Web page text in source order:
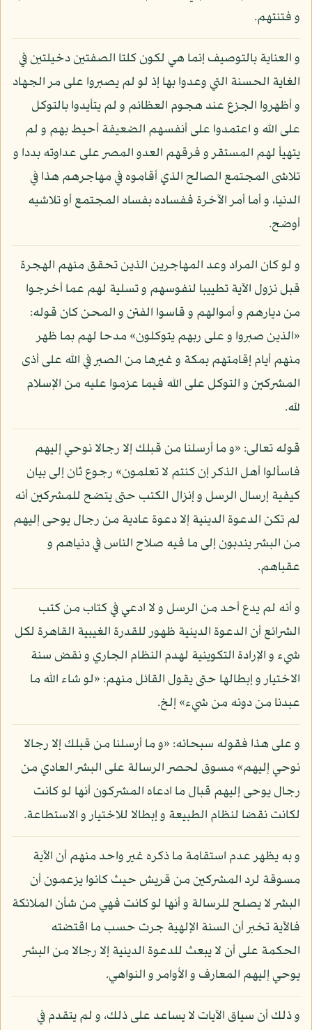
و فتنتهم.
و العناية بالتوصيف إنما هي لكون كلتا الصفتين دخيلتين في
الغاية الحسنة التي وعدوا بها إذ لو لم يصبروا على مر الجهاد
و أظهروا الجزع عند هجوم العظائم و لم يتأيدوا بالتوكل
على الله و اعتمدوا على أنفسهم الضعيفة أحيط بهم و لم
يتهيأ لهم المستقر و فرقهم العدو المصر على عداوته بددا و
تلاشى المجتمع الصالح الذي أقاموه في مهاجرهم هذا في
الدنيا، و أما أمر الآخرة ففساده بفساد المجتمع أو تلاشيه
أوضح.
و لو كان المراد وعد المهاجرين الذين تحقق منهم الهجرة
قبل نزول الآية تطييبا لنفوسهم و تسلية لهم عما أخرجوا
من ديارهم و أموالهم و قاسوا الفتن و المحن كان قوله:
«الذين صبروا و على ربهم يتوكلون» مدحا لهم بما ظهر
منهم أيام إقامتهم بمكة و غيرها من الصبر في الله على أذى
المشركين و التوكل على الله فيما عزموا عليه من الإسلام
لله.
قوله تعالى: «و ما أرسلنا من قبلك إلا رجالا نوحي إليهم
فاسألوا أهل الذكر إن كنتم لا تعلمون» رجوع ثان إلى بيان
كيفية إرسال الرسل و إنزال الكتب حتى يتضح للمشركين أنه
لم تكن الدعوة الدينية إلا دعوة عادية من رجال يوحى إليهم
من البشر يندبون إلى ما فيه صلاح الناس في دنياهم و
عقباهم.
و أنه لم يدع أحد من الرسل و لا ادعي في كتاب من كتب
الشرائع أن الدعوة الدينية ظهور للقدرة الغيبية القاهرة لكل
شيء و الإرادة التكوينية لهدم النظام الجاري و نقض سنة
الاختيار و إبطالها حتى يقول القائل منهم: «لو شاء الله ما
عبدنا من دونه من شيء» إلخ.
و على هذا فقوله سبحانه: «و ما أرسلنا من قبلك إلا رجالا
نوحي إليهم» مسوق لحصر الرسالة على البشر العادي من
رجال يوحى إليهم قبال ما ادعاه المشركون أنها لو كانت
لكانت نقضا لنظام الطبيعة و إبطالا للاختيار و الاستطاعة.
و به يظهر عدم استقامة ما ذكره غير واحد منهم أن الآية
مسوقة لرد المشركين من قريش حيث كانوا يزعمون أن
البشر لا يصلح للرسالة و أنها لو كانت فهي من شأن الملائكة
فالآية تخبر أن السنة الإلهية جرت حسب ما اقتضته
الحكمة على أن لا يبعث للدعوة الدينية إلا رجالا من البشر
يوحي إليهم المعارف و الأوامر و النواهي.
و ذلك أن سياق الآيات لا يساعد على ذلك، و لم يتقدم في